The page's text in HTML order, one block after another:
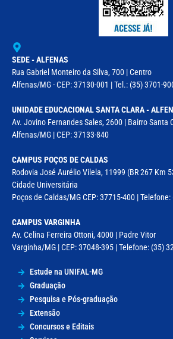
SEDE - ALFENAS
Rua Gabriel Monteiro da Silva, 700 | Centro
Alfenas/MG - CEP: 37130-001 | Tel.: (35) 3701-
UNIDADE EDUCACIONAL SANTA CLARA -
Av. Jovino Fernandes Sales, 2600 | Bairro Santa
Alfenas/MG | CEP: 37133-840
CAMPUS POÇOS DE CALDAS
Rodovia José Aurélio Vilela, 11999 (BR 267 Km
Cidade Universitária
Poços de Caldas/MG CEP: 37715-400 |
CAMPUS VARGINHA
Av. Celina Ferreira Ottoni, 4000 | Padre Vitor
Varginha/MG | CEP: 37048-395 | Telefone: (35)
Estude na UNIFAL-MG
Graduação
Pesquisa e Pós-graduação
Extensão
Concursos e Editais